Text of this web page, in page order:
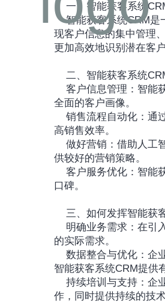
一、智能获客系统
	智能获客系统CRM是一种集成了人工智能、大数据等先进技术的客户关系管理工具。它能够帮助企业实
现客户信息的集中管理
更加高效地识别潜在客
二、智能获客系统
全面的客户画像。
高销售效率。
供较好的营销策略。
口碑。
三、如何发挥智能
的实际需求。
智能获客系统CRM提供
作，同时提供持续的技